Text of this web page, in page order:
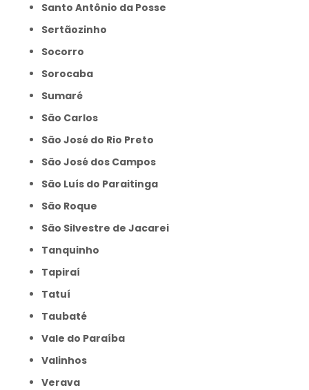
Santo Antônio da Posse
Sertãozinho
Socorro
Sorocaba
Sumaré
São Carlos
São José do Rio Preto
São José dos Campos
São Luís do Paraitinga
São Roque
São Silvestre de Jacarei
Tanquinho
Tapiraí
Tatuí
Taubaté
Vale do Paraíba
Valinhos
Verava